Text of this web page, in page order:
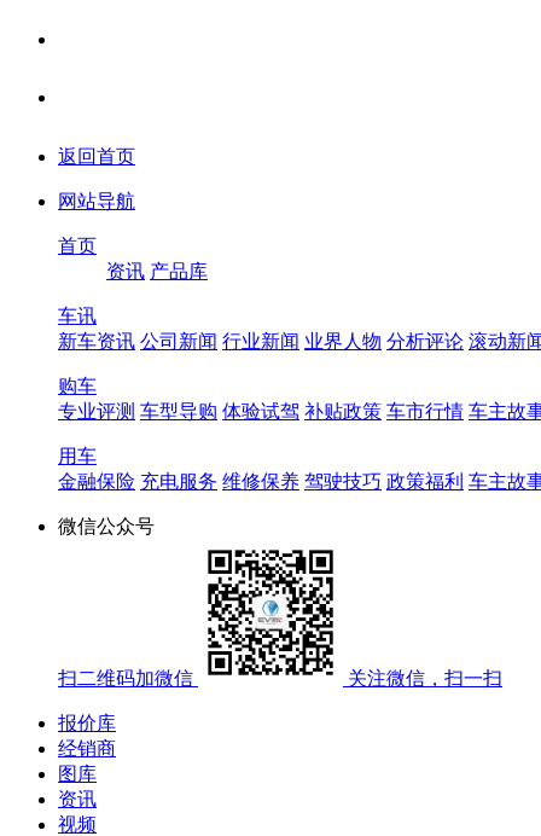
返回首页
网站导航
首页
资讯 产品库
车讯
新车资讯 公司新闻 行业新闻 业界人物 分析评论 滚动新
购车
专业评测 车型导购 体验试驾 补贴政策 车市行情 车主故
用车
金融保险 充电服务 维修保养 驾驶技巧 政策福利 车主故
微信公众号
扫二维码加微信 关注微信，扫一扫
报价库
经销商
图库
资讯
视频